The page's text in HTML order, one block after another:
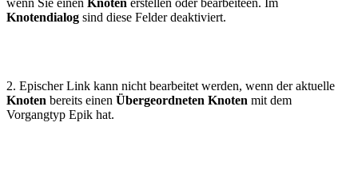
Knotendialog sind diese Felder deaktiviert.
2. Epischer Link kann nicht bearbeitet werden, wenn der aktuelle
Knoten bereits einen Übergeordneten Knoten mit dem
Vorgangtyp Epik hat.